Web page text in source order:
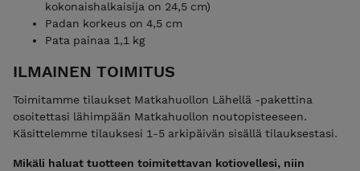
kokonaishalkaisija on 24,5 cm)
Padan korkeus on 4,5 cm
Pata painaa 1,1 kg
ILMAINEN TOIMITUS
Toimitamme tilaukset Matkahuollon Lähellä -pakettina
osoitettasi lähimpään Matkahuollon noutopisteeseen.
Käsittelemme tilauksesi 1-5 arkipäivän sisällä tilauksestasi.
Mikäli haluat tuotteen toimitettavan kotiovellesi, niin